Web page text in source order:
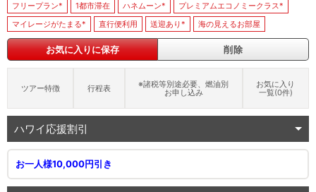
フリープラン* 1都市滞在 ハネムーン*
プレミアムエコノミークラス*
マイレージがたまる*
直行便利用 送迎あり* 海の見えるお部屋
お気に入りに保存 削除
ツアー特徴 行程表
※諸税等別途必要、燃油別
お申し込み
お気に入り
一覧(0件)
ハワイ応援割引
お一人様10,000円引き